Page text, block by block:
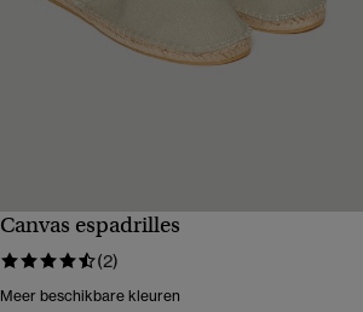
SNELLE WEERGAVE
Canvas espadrilles
(2)
Meer beschikbare kleuren